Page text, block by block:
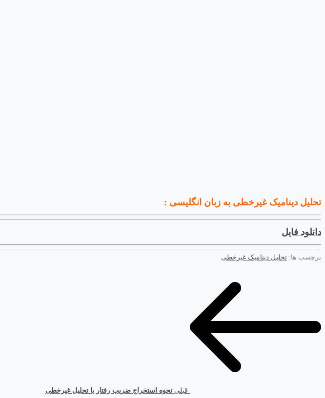
تحلیل دینامیک غیرخطی به زبان انگلیسی :
دانلود فایل
برچسب ها: تحلیل دینامیک غیرخطی
قبلی نحوه استخراج ضریب رفتار با تحلیل غیرخطی